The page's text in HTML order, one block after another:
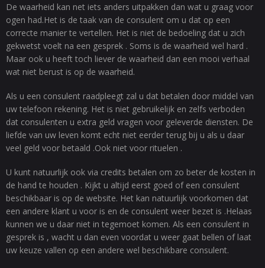
De waarheid kan net iets anders uitpakken dan wat u graag voor
ogen had.Het is de taak van de consulent om u dat op een
correcte manier te vertellen. Het is niet de bedoeling dat u zich
gekwetst voelt na een gesprek . Soms is de waarheid wel hard .
Maar ook u heeft toch liever de waarheid dan een mooi verhaal
wat niet berust is op de waarheid.
Als u een consulent raadpleegt zal u dat betalen door middel van
uw telefoon rekening. Het is niet gebruikelijk en zelfs verboden
dat consulenten u extra geld vragen voor geleverde diensten. De
liefde van uw leven komt echt niet eerder terug bij u als u daar
veel geld voor betaald .Ook niet voor rituelen .
U kunt natuurlijk ook via credits betalen om zo beter de kosten in
de hand te houden . Kijkt u altijd eerst goed of een consulent
beschikbaar is op de website. Het kan natuurlijk voorkomen dat
een andere klant u voor is en de consulent weer bezet is .Helaas
kunnen we u daar niet in tegemoet komen. Als een consulent in
gesprek is , wacht u dan even voordat u weer gaat bellen of laat
uw keuze vallen op een andere wel beschikbare consulent.